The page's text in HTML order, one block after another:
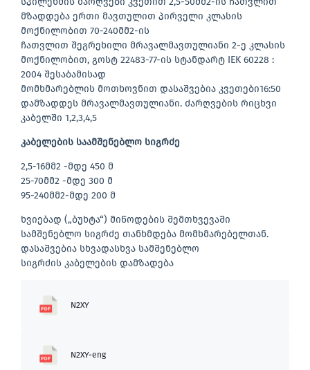
მზადდება ერთი მავთულით პირველი კლასის
მოქნილობით 70-240მმ2-ის
ჩათვლით შეგრეხილი მრავალმავთულიანი 2-ე კლასის
მოქნილობით, გოსტ 22483-77-ის სტანდარტ IEK 60228 :
2004 შესაბამისად
მომხმარებლის მოთხოვნით დასაშვებია კვეთები16:50
დამზადდეს მრავალმავთულიანი. ძარღვების რიცხვი
კაბელში 1,2,3,4,5
კაბელების საამშენებლო სიგრძე
2,5-16მმ2 -მდე 450 მ
25-70მმ2 -მდე 300 მ
95-240მმ2-მდე 200 მ
ხვიებად („ბუხტა“) მიწოდების შემთხვევაში
სამშენებლო სიგრძე თანხმდება მომხმარებელთან.
დასაშვებია სხვადასხვა სამშენებლო
სიგრძის კაბელების დამზადება
N2XY
N2XY-eng